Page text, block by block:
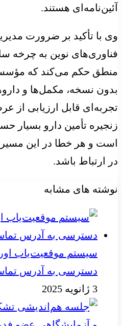
آئین‌نامه‌ای هستند.
وی با تأکید بر ضرورت
فناوری‌های نوین به چرخه
منطق حکم می‌کند که
بدون نسخه، مکمل‌ها و
تجربه‌ای قابل ارزیابی از
زنجیره تأمین دارو بسیار
است و هر خطا در این مسیر
در ارتباط باشد.
نوشته های مشابه
سیستم موقعیت‌یاب
دسترسی به آدرس
3 ژانویه 2025